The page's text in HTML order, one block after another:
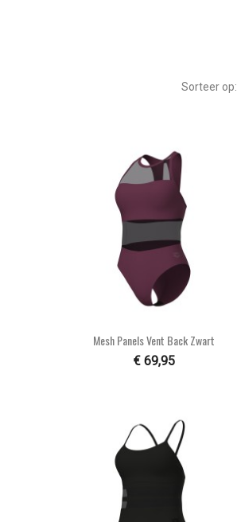
Sorteer op:
Snel bekijken
Mesh Panels Vent Back Zwart
€ 69,95